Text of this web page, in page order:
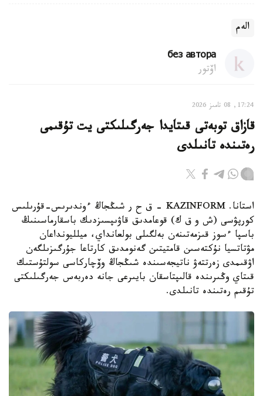
الەم
без автора
اۆتور
17:24, 08 تامىز 2026
قازاق توبەتى قىتايدا جەرگىلىكتى يت تۇقىمى
رەتىندە تانىلدى
استانا. KAZINFORM – ق ح ر شىڭجاڭ ءوندىرىس-قۇرىلىس
كورپۋسى (ش و ق ك) قوعامدىق قاۋىپسىزدىك باسقارماسىنىڭ
باسپا ءسوز قىزمەتىنەن بەلگىلى بولعانداي، ميلليونداعان
مۋتاتسيا نۇكتەسىن قامتيتىن گەنومدىق كارتاعا جۇرگىزىلگەن
اۋقىمدى زەرتتەۋ ناتيجەسىندە شىڭجاڭ وۆچاركاسى سولتۇستىك
قىتاي وڭىرىندە قالىپتاسقان بايىرعى جانە دەربەس جەرگىلىكتى
تۇقىم رەتىندە تانىلدى.